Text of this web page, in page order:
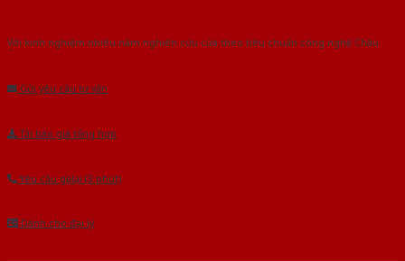
Với kinh nghiệm nhiêu năm nghiên cứu cửa theo tiêu chuẩn công nghệ Châu
Gửi yêu cầu tư vấn
Tải báo giá tổng hợp
Yêu cầu gọi lại (3 phút)
Dành cho đại lý